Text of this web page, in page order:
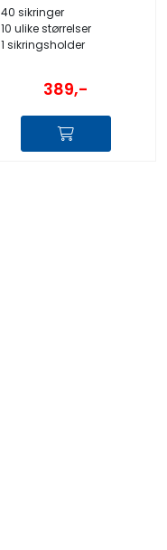
40 sikringer
10 ulike størrelser
1 sikringsholder
389,-